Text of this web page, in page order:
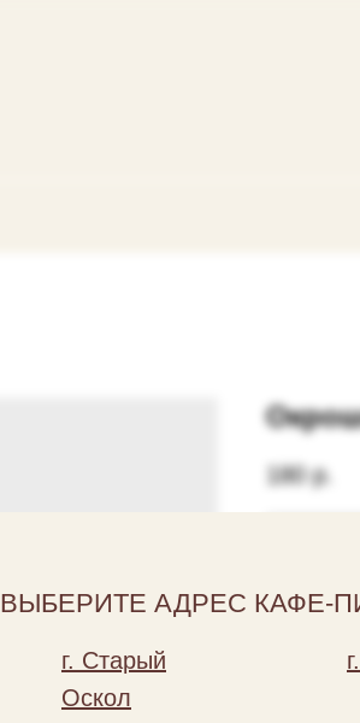
ВЫБЕРИТЕ АДРЕС КАФЕ-
г. Старый
Оскол
180 р.
Состав: